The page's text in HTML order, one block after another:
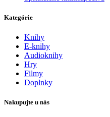
Kategórie
Knihy
E-knihy
Audioknihy
Hry
Filmy
Doplnky
Nakupujte u nás